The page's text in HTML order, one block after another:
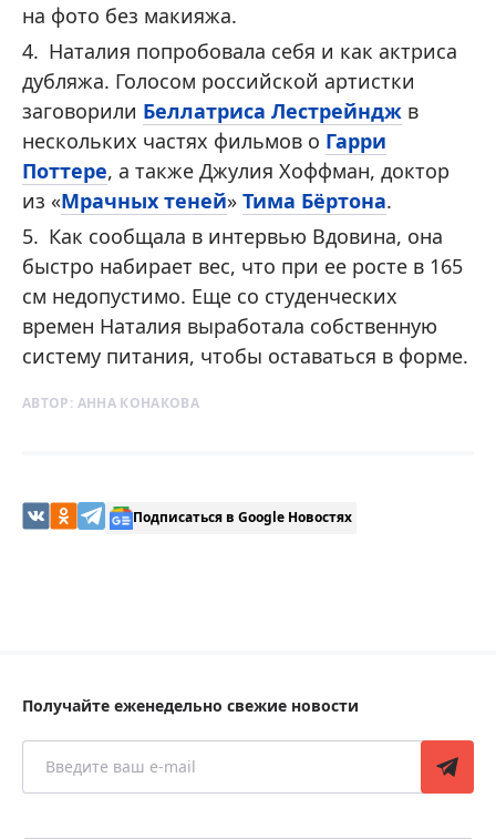
на фото без макияжа.
Наталия попробовала себя и как актриса
дубляжа. Голосом российской артистки
заговорили Беллатриса Лестрейндж в
нескольких частях фильмов о Гарри
Поттере, а также Джулия Хоффман, доктор
из «Мрачных теней» Тима Бёртона.
Как сообщала в интервью Вдовина, она
быстро набирает вес, что при ее росте в 165
см недопустимо. Еще со студенческих
времен Наталия выработала собственную
систему питания, чтобы оставаться в форме.
АВТОР: АННА КОНАКОВА
Подписаться в Google Новостях
Получайте еженедельно свежие новости